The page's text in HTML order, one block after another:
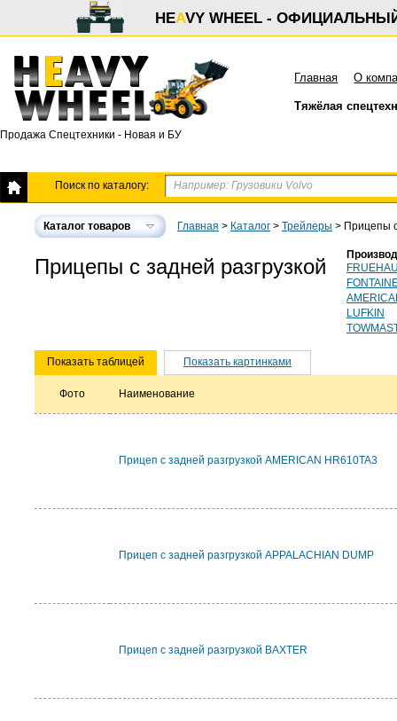
HEAVY WHEEL -
Продажа Спецтехники - Новая и БУ
Главная О
Тяжёлая
Поиск по каталогу:
Каталог товаров Главная > Каталог > Трейлеры > Прицепы
Прицепы с задней разгрузкой
LUFKIN
Показать таблицей Показать картинками
Фото Наименование
Прицеп с задней разгрузкой AMERICAN HR610TA3
Прицеп с задней разгрузкой APPALACHIAN DUMP
Прицеп с задней разгрузкой BAXTER